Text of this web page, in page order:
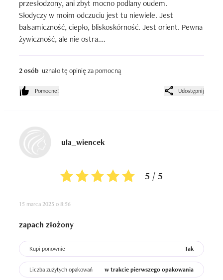
przesłodzony, ani zbyt mocno podlany oudem.
Słodyczy w moim odczuciu jest tu niewiele. Jest
balsamiczność, ciepło, bliskoskórność. Jest orient. Pewna
żywiczność, ale nie ostra.
Flakon jest prosty. Mimo nawiązania do orientu, nie ma
tutaj wymyślnych kształtów i ozdobników. Dobrze układa
się w torebce;)
2 osób uznało tę opinię za pomocną
Pomocne! Udostępnij
ula_wiencek
5 / 5
15 marca 2025 o 8:56
zapach złożony
Kupi ponownie Tak
Liczba zużytych opakowań w trakcie pierwszego opakowania